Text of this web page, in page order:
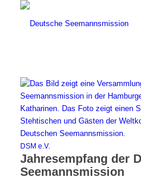
DSM e.V.
Jahresempfang der
Seemannsmission